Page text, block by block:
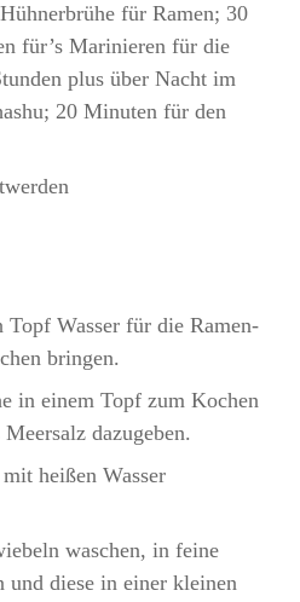
für Ramen; 30
für’s Marinieren für die
plus über Nacht im
20 Minuten für den
Topf Wasser für die Ramen-
bringen.
in einem Topf zum Kochen
dazugeben.
heißen Wasser
waschen, in feine
und diese in einer kleinen